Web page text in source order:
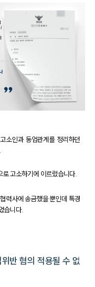
소인과 동업관계를 정리하던
고소하기에 이르렀습니다.
력사에 송금했을 뿐인데 특경
습니다.
반 혐의 적용될 수 없